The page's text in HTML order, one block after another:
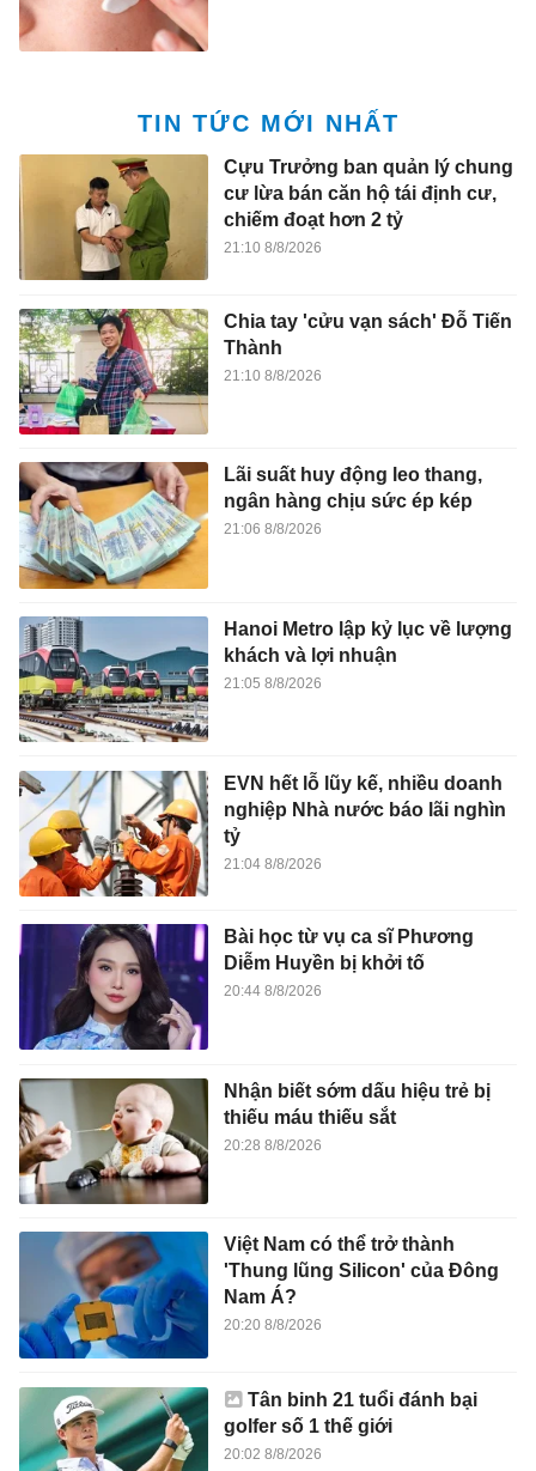
TIN TỨC MỚI NHẤT
Cựu Trưởng ban quản lý chung
cư lừa bán căn hộ tái định cư,
chiếm đoạt hơn 2 tỷ
21:10 8/8/2026
Chia tay 'cửu vạn sách' Đỗ Tiến
Thành
21:10 8/8/2026
Lãi suất huy động leo thang,
ngân hàng chịu sức ép kép
21:06 8/8/2026
Hanoi Metro lập kỷ lục về lượng
khách và lợi nhuận
21:05 8/8/2026
EVN hết lỗ lũy kế, nhiều doanh
nghiệp Nhà nước báo lãi nghìn
tỷ
21:04 8/8/2026
Bài học từ vụ ca sĩ Phương
Diễm Huyền bị khởi tố
20:44 8/8/2026
Nhận biết sớm dấu hiệu trẻ bị
thiếu máu thiếu sắt
20:28 8/8/2026
Việt Nam có thể trở thành
'Thung lũng Silicon' của Đông
Nam Á?
20:20 8/8/2026
Tân binh 21 tuổi đánh bại
golfer số 1 thế giới
20:02 8/8/2026